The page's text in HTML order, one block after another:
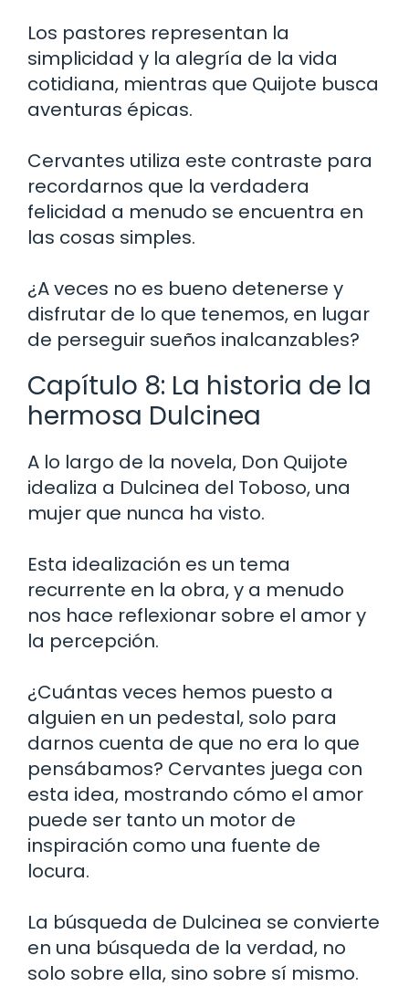
Los pastores representan la
simplicidad y la alegría de la vida
cotidiana, mientras que Quijote busca
aventuras épicas.
Cervantes utiliza este contraste para
recordarnos que la verdadera
felicidad a menudo se encuentra en
las cosas simples.
¿A veces no es bueno detenerse y
disfrutar de lo que tenemos, en lugar
de perseguir sueños inalcanzables?
Capítulo 8: La historia de la
hermosa Dulcinea
A lo largo de la novela, Don Quijote
idealiza a Dulcinea del Toboso, una
mujer que nunca ha visto.
Esta idealización es un tema
recurrente en la obra, y a menudo
nos hace reflexionar sobre el amor y
la percepción.
¿Cuántas veces hemos puesto a
alguien en un pedestal, solo para
darnos cuenta de que no era lo que
pensábamos? Cervantes juega con
esta idea, mostrando cómo el amor
puede ser tanto un motor de
inspiración como una fuente de
locura.
La búsqueda de Dulcinea se convierte
en una búsqueda de la verdad, no
solo sobre ella, sino sobre sí mismo.